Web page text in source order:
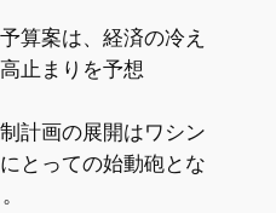
算案は、経済の冷え
止まりを予想
計画の展開はワシン
とっての始動砲とな